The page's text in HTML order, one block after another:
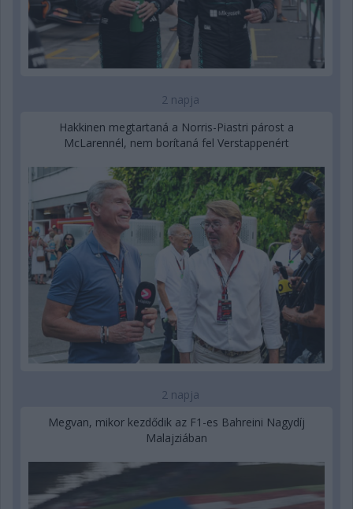
2 napja
Hakkinen megtartaná a Norris-Piastri párost a
McLarennél, nem borítaná fel Verstappenért
2 napja
Megvan, mikor kezdődik az F1-es Bahreini Nagydíj
Malajziában